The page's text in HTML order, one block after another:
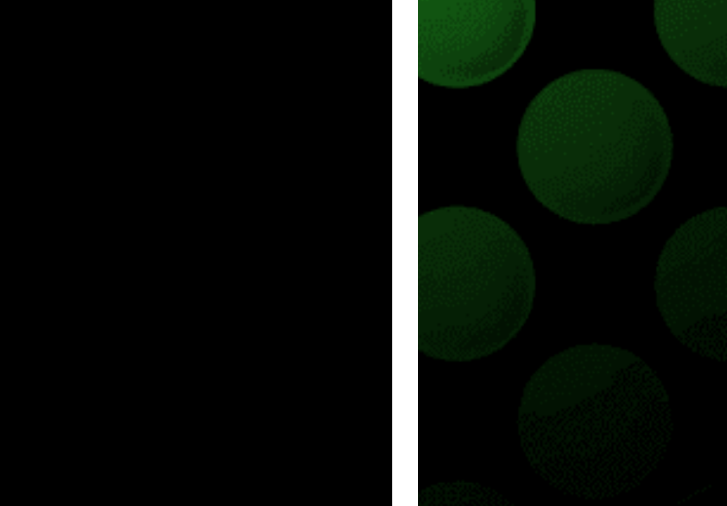
encuentran en algunas regiones de América
Latina. Podremos ver una lista más
desarrollada, con vídeos o una descripción
de los juegos disponibles de forma gratuita
en Xbox Series, Xbox One y Xbox 360 a
continuación. LOS F2P DEJARON DE PEDIR
Apex Legends, Halo Infinite, entre muchos
otros dejaron de pedir cualquier tipo de
suscripción de pago para ser jugados desde
Xbox One o Xbox Series. JUEGOS
GRATUITOS EN XBOX SERIES Gracias a la